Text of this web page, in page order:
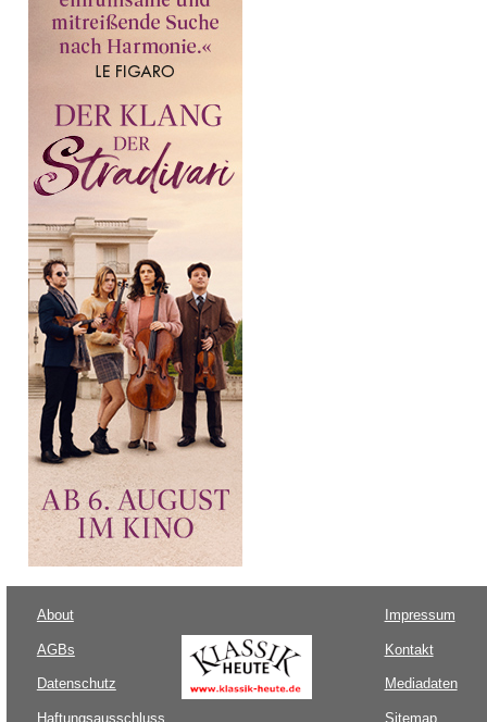
About
AGBs
Datenschutz
Haftungsausschluss
Impressum
Kontakt
Mediadaten
Sitemap